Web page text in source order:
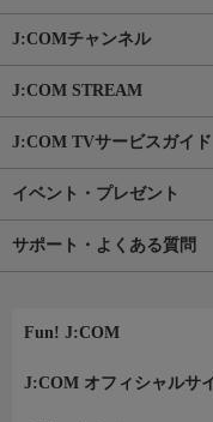
J:COMチャンネル
J:COM STREAM
J:COM TVサービスガイド
イベント・プレゼント
サポート・よくある質問
Fun! J:COM
J:COM オフィシャルサ